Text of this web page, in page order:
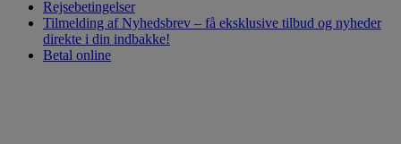
Rejsebetingelser
Tilmelding af Nyhedsbrev – få eksklusive tilbud og nyheder
direkte i din indbakke!
Betal online